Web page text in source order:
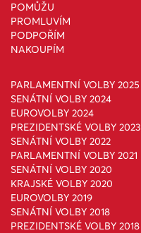
POMŮŽU
PROMLUVÍM
PODPOŘÍM
NAKOUPÍM
PARLAMENTNÍ VOLBY 2025
SENÁTNÍ VOLBY 2024
EUROVOLBY 2024
PREZIDENTSKÉ VOLBY 2023
SENÁTNÍ VOLBY 2022
PARLAMENTNÍ VOLBY 2021
SENÁTNÍ VOLBY 2020
KRAJSKÉ VOLBY 2020
EUROVOLBY 2019
SENÁTNÍ VOLBY 2018
PREZIDENTSKÉ VOLBY 2018